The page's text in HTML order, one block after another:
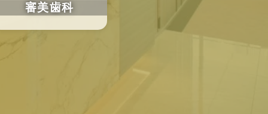
審美歯科